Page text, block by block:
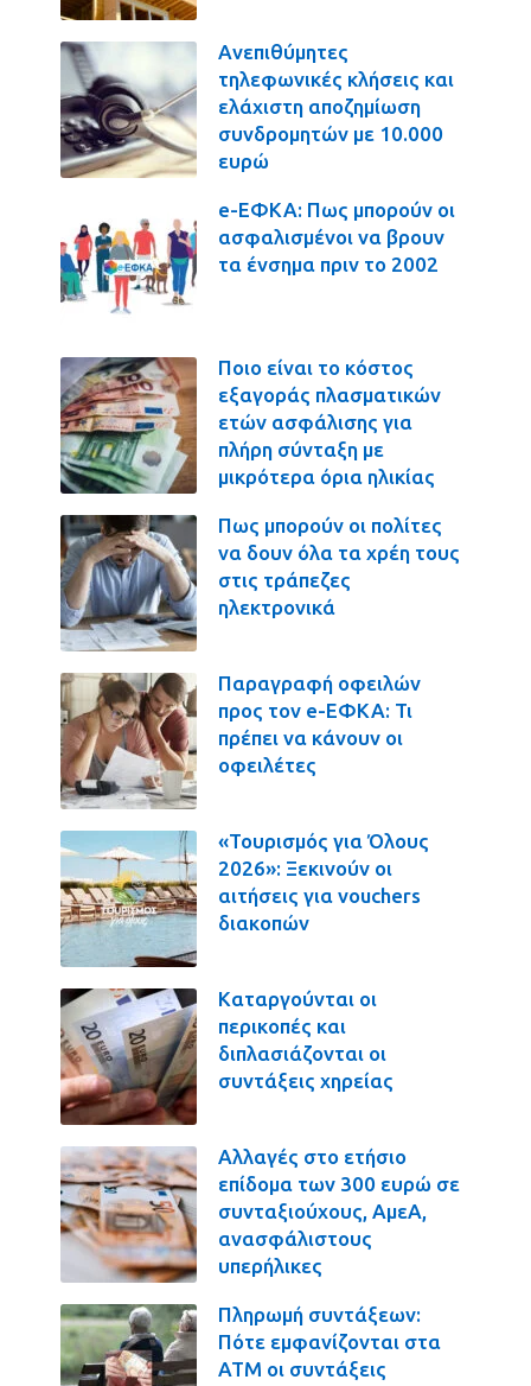
Ανεπιθύμητες
τηλεφωνικές κλήσεις και
ελάχιστη αποζημίωση
συνδρομητών με 10.000
ευρώ
e-ΕΦΚΑ: Πως μπορούν οι
ασφαλισμένοι να βρουν
τα ένσημα πριν το 2002
Ποιο είναι το κόστος
εξαγοράς πλασματικών
ετών ασφάλισης για
πλήρη σύνταξη με
μικρότερα όρια ηλικίας
Πως μπορούν οι πολίτες
να δουν όλα τα χρέη τους
στις τράπεζες
ηλεκτρονικά
Παραγραφή οφειλών
προς τον e-ΕΦΚΑ: Τι
πρέπει να κάνουν οι
οφειλέτες
«Τουρισμός για Όλους
2026»: Ξεκινούν οι
αιτήσεις για vouchers
διακοπών
Καταργούνται οι
περικοπές και
διπλασιάζονται οι
συντάξεις χηρείας
Αλλαγές στο ετήσιο
επίδομα των 300 ευρώ σε
συνταξιούχους, ΑμεΑ,
ανασφάλιστους
υπερήλικες
Πληρωμή συντάξεων:
Πότε εμφανίζονται στα
ΑΤΜ οι συντάξεις